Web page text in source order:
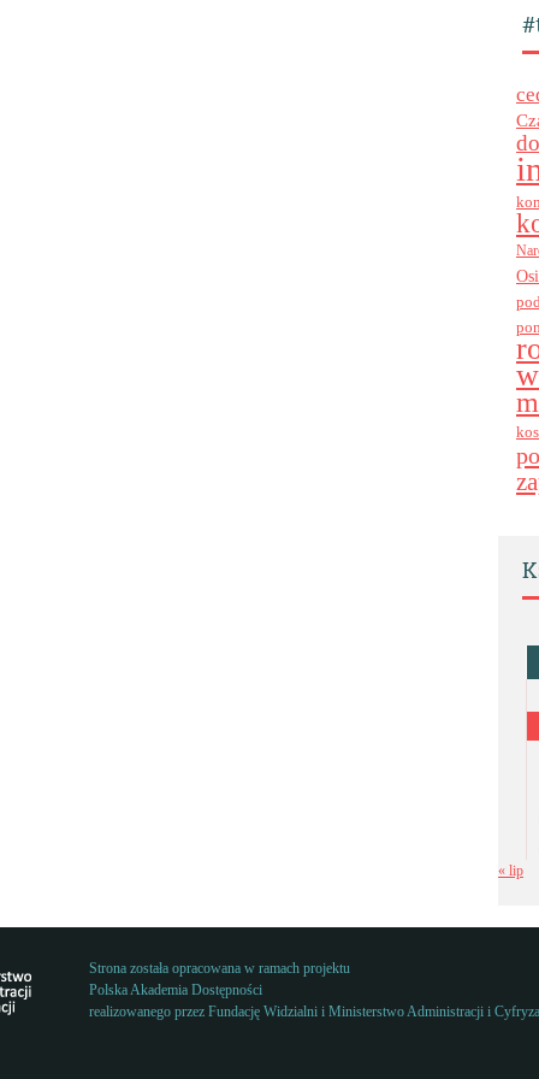
« lip
Strona została opracowana w ramach projektu
Polska Akademia Dostępności
realizowanego przez Fundację Widzialni i Ministerstwo Administracji i